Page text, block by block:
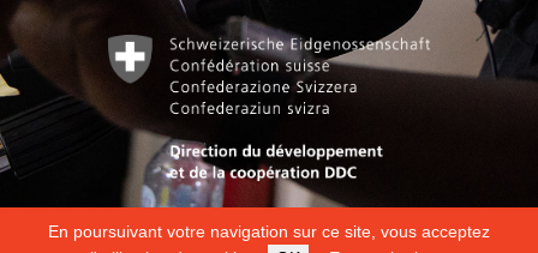
En poursuivant votre navigation sur ce site, vous acceptez